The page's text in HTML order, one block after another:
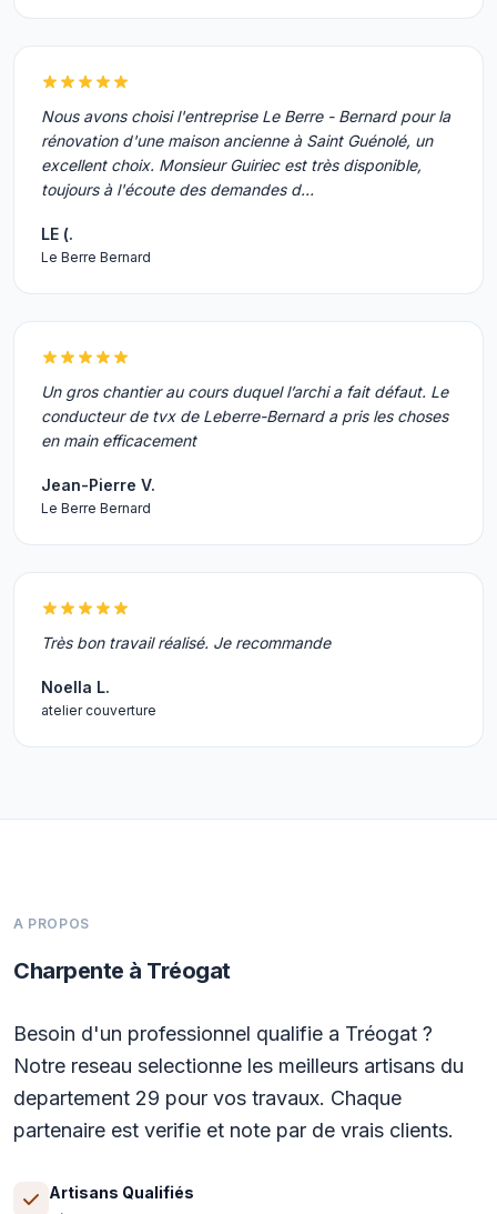
Nous avons choisi l'entreprise Le Berre - Bernard pour la
rénovation d'une maison ancienne à Saint Guénolé, un
excellent choix. Monsieur Guiriec est très disponible,
toujours à l'écoute des demandes d…
LE (.
Le Berre Bernard
Un gros chantier au cours duquel l’archi a fait défaut. Le
conducteur de tvx de Leberre-Bernard a pris les choses
en main efficacement
Jean-Pierre V.
Le Berre Bernard
Très bon travail réalisé. Je recommande
Noella L.
atelier couverture
A PROPOS
Charpente à Tréogat
Besoin d'un professionnel qualifie a Tréogat ?
Notre reseau selectionne les meilleurs artisans du
departement 29 pour vos travaux. Chaque
partenaire est verifie et note par de vrais clients.
Artisans Qualifiés